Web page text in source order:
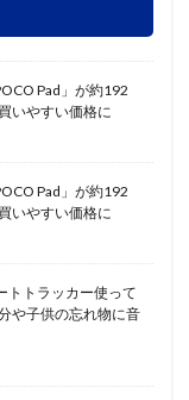
Pad」が約192
いやすい価格に
Pad」が約192
いやすい価格に
トトラッカー使って
や子供の忘れ物に音